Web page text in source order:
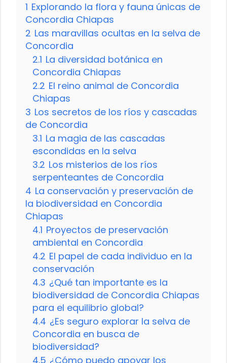
1 Explorando la flora y fauna únicas de
Concordia Chiapas
2 Las maravillas ocultas en la selva de
Concordia
2.1 La diversidad botánica en
Concordia Chiapas
2.2 El reino animal de Concordia
Chiapas
3 Los secretos de los ríos y cascadas
de Concordia
3.1 La magia de las cascadas
escondidas en la selva
3.2 Los misterios de los ríos
serpenteantes de Concordia
4 La conservación y preservación de
la biodiversidad en Concordia
Chiapas
4.1 Proyectos de preservación
ambiental en Concordia
4.2 El papel de cada individuo en la
conservación
4.3 ¿Qué tan importante es la
biodiversidad de Concordia Chiapas
para el equilibrio global?
4.4 ¿Es seguro explorar la selva de
Concordia en busca de
biodiversidad?
4.5 ¿Cómo puedo apoyar los